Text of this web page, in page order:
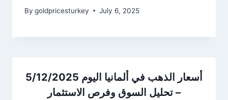
By goldpricesturkey July 6, 2025
أسعار الذهب في ألمانيا اليوم 5/12/2025
– تحليل السوق وفرص الاستثمار